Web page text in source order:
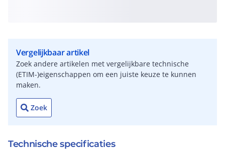
Vergelijkbaar artikel
Zoek andere artikelen met vergelijkbare technische
(ETIM-)eigenschappen om een juiste keuze te kunnen
maken.
Zoek
Technische specificaties